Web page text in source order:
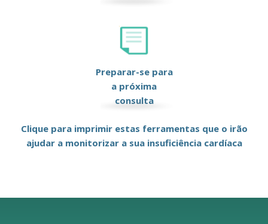
Preparar-se para
a próxima
consulta
Clique para imprimir estas ferramentas que o irão
ajudar a monitorizar a sua insuficiência cardíaca